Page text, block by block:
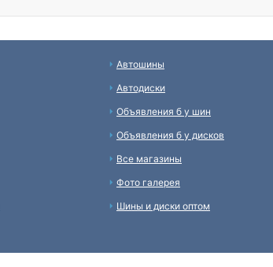
Автошины
Автодиски
Объявления б у шин
Объявления б у дисков
Все магазины
Фото галерея
Шины и диски оптом